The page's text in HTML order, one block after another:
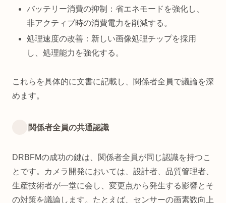
バッテリー消費の抑制：省エネモードを強化し、
非アクティブ時の消費電力を削減する。
処理速度の改善：新しい画像処理チップを採用
し、処理能力を強化する。
これらを具体的に文書に記載し、関係者全員で議論を深
めます。
関係者全員の共通認識
DRBFMの成功の鍵は、関係者全員が同じ認識を持つこ
とです。カメラ開発においては、設計者、品質管理者、
生産技術者が一堂に会し、変更点から発生する影響とそ
の対策を議論します。たとえば、センサーの画素数向上